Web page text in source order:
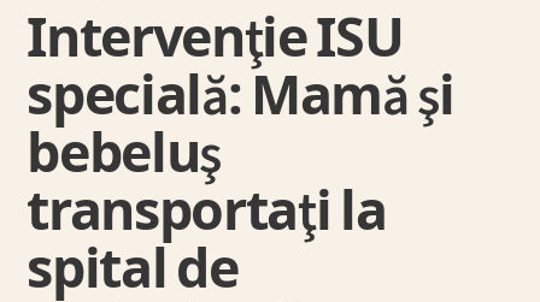
Intervenţie ISU
specială: Mamă şi
bebeluş
transportaţi la
spital de